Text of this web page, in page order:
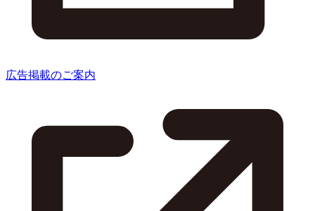
広告掲載のご案内